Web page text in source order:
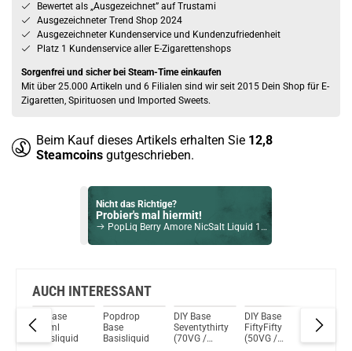
Bewertet als „Ausgezeichnet” auf Trustami
Ausgezeichneter Trend Shop 2024
Ausgezeichneter Kundenservice und Kundenzufriedenheit
Platz 1 Kundenservice aller E-Zigarettenshops
Sorgenfrei und sicher bei Steam-Time einkaufen
Mit über 25.000 Artikeln und 6 Filialen sind wir seit 2015 Dein Shop für E-
Zigaretten, Spirituosen und Imported Sweets.
Beim Kauf dieses Artikels erhalten Sie 12,8
Steamcoins gutgeschrieben.
Nicht das Richtige?
Probier's mal hiermit!
PopLiq Berry Amore NicSalt Liquid 10ml / 20mg
The Age of Vape Coco Banana Bliss Longfill Aroma
Du willst Kröten sparen?
Schau mal hier!
YiHi SX Auto Kit 1400mAh 3,5ml inkl. SX ADA Pod Tank Gunmetal
AUCH INTERESSANT
SC Base
100ml
Basisliquid
Popdrop
Base
Basisliquid
DIY Base
Seventythirty
(70VG /
DIY Base
FiftyFifty
(50VG /
DIY Base
Fiftyfifty